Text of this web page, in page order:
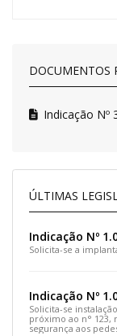
DOCUMENTOS
Indicação Nº
ÚLTIMAS
Indicação Nº
Solicita-se a
Indicação Nº
Solicita-se
próximo ao n° 123,
segurança aos